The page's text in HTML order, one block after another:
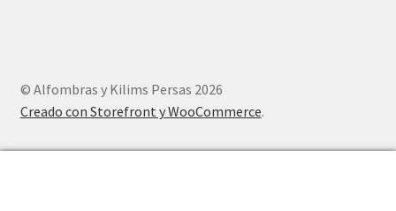
© Alfombras y Kilims Persas 2026
Creado con Storefront y WooCommerce.